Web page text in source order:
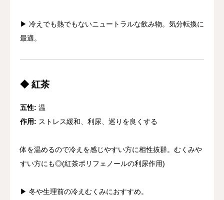
▶︎ 冷えでも熱でもないニュートラルな飲み物。気分転換に
最適。
◆ 紅茶
五性: 温
作用: ストレス緩和、利尿、巡りを良くする
体を温めるので冷えを感じやすい方に相性抜群。むくみや
すい方にも◎(紅茶ポリフェノールの利尿作用)
▶︎ 冬や生理前の冷えむくみにおすすめ。